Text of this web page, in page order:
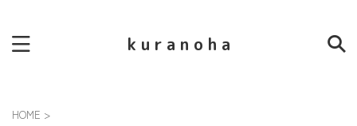
k u r a n o h a
HOME >